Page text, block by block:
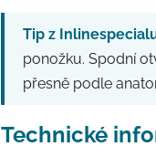
Tip z
ponožku. Spodní
přesně podle
Technické